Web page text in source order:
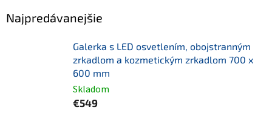
Najpredávanejšie
Galerka s LED osvetlením, obojstranným
zrkadlom a kozmetickým zrkadlom 700 x
600 mm
Skladom
€549